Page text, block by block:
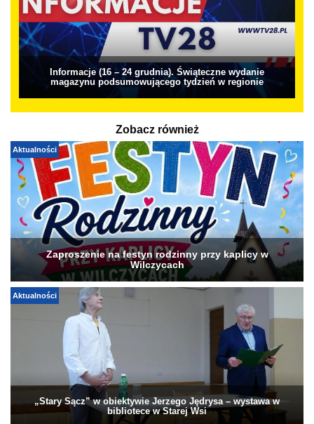
Informacje (16 – 24 grudnia). Świąteczne wydanie
magazynu podsumowującego tydzień w regionie
Zobacz również
Aktualności
Zaproszenie na festyn rodzinny przy kaplicy w
Wilczycach
Aktualności
„Stary Sącz” w obiektywie Jerzego Jędrysa – wystawa w
bibliotece w Starej Wsi